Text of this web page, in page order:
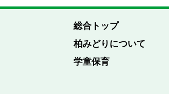
総合トップ
柏みどりについて
学童保育